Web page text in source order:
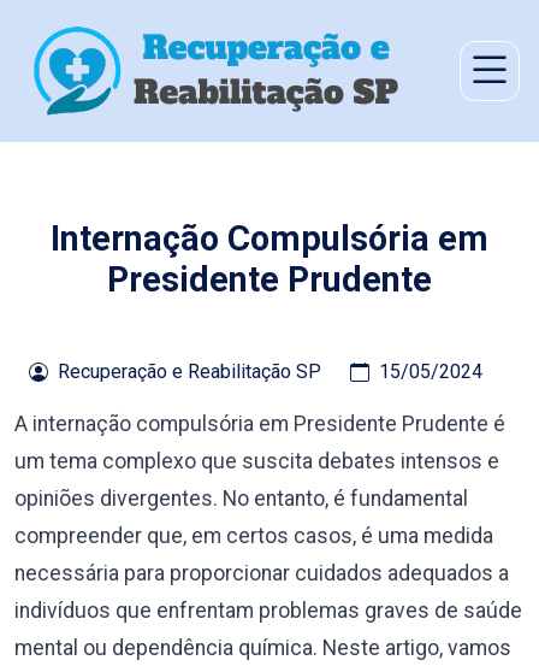
Internação Compulsória em
Presidente Prudente
Recuperação e Reabilitação SP 15/05/2024
A internação compulsória em Presidente Prudente é
um tema complexo que suscita debates intensos e
opiniões divergentes. No entanto, é fundamental
compreender que, em certos casos, é uma medida
necessária para proporcionar cuidados adequados a
indivíduos que enfrentam problemas graves de saúde
mental ou dependência química. Neste artigo, vamos